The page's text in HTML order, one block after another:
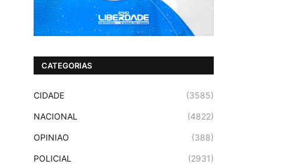
CATEGORIAS
CIDADE (3585)
NACIONAL (4822)
OPINIAO (388)
POLICIAL (2931)